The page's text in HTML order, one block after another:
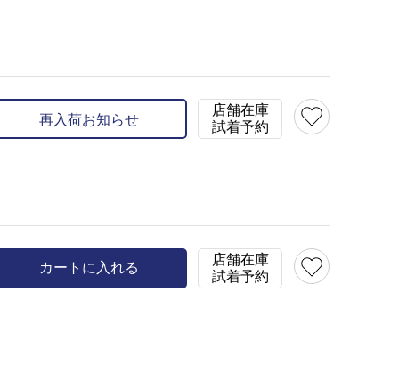
再入荷お知らせ
店舗在庫
試着予約
カートに入れる
店舗在庫
試着予約